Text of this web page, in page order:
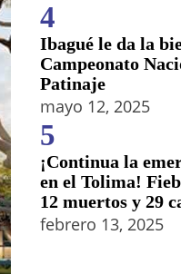
4
Ibagué le da la
Campeonato
Patinaje
mayo 12, 2025
5
¡Continua la
en el Tolima!
12 muertos y 29
febrero 13, 2025